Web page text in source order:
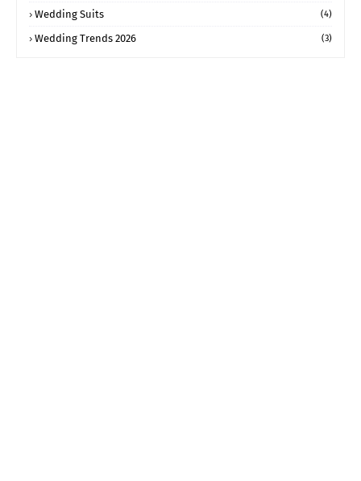
Wedding Suits (4)
Wedding Trends 2026 (3)